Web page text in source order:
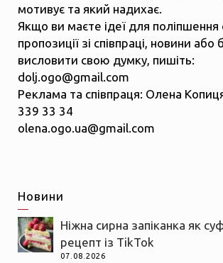
мотивує та який надихає.
Якщо ви маєте ідеї для поліпшення
пропозиції зі співпраці, новини або
висловити свою думку, пишіть:
dolj.ogo@gmail.com
Реклама та співпраця: Олена
339 33 34
olena.ogo.ua@gmail.com
Новини
Ніжна сирна запіканка як
рецепт із TikTok
07.08.2026